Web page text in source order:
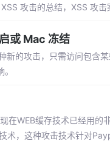
攻击的总结，XSS 攻击
或 Mac 冻结
的攻击，只需访问包含
在WEB缓存技术已经用
术，这种攻击技术针对